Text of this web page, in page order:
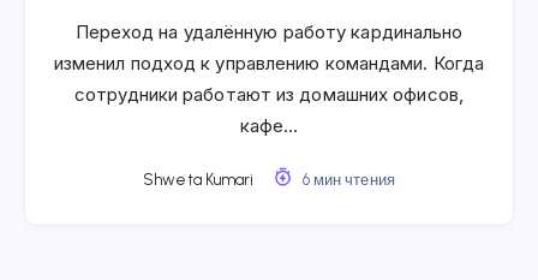
Переход на удалённую работу кардинально
изменил подход к управлению командами. Когда
сотрудники работают из домашних офисов,
кафе…
Shweta Kumari 6 мин чтения